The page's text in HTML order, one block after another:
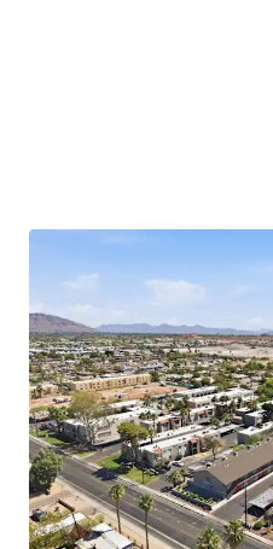
Prime East Phoenix
80% Two-Bedroom
Square Feet
Long Term Ownership
Well Maintained
Potential
May be Purchased